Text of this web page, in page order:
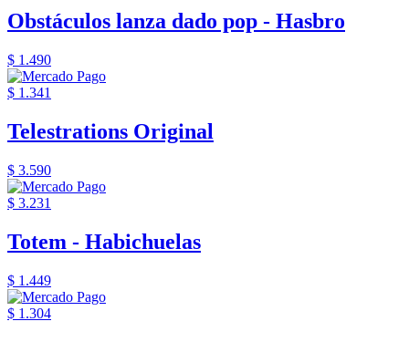
Obstáculos lanza dado pop - Hasbro
$ 1.490
$ 1.341
Telestrations Original
$ 3.590
$ 3.231
Totem - Habichuelas
$ 1.449
$ 1.304